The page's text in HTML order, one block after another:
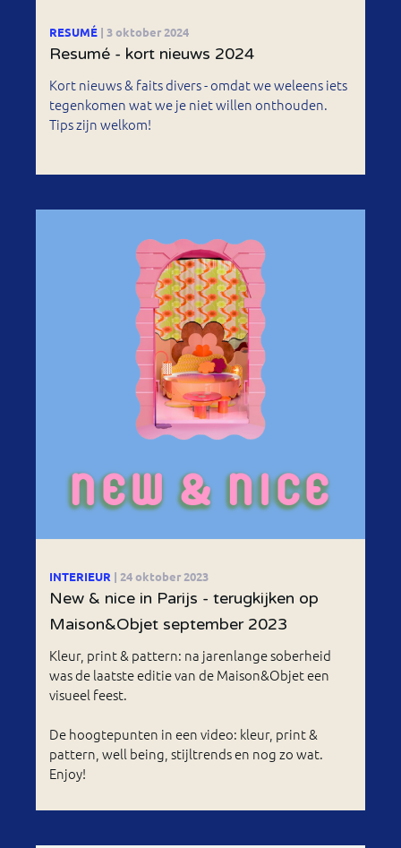
RESUMÉ | 3 oktober 2024
Resumé - kort nieuws 2024
Kort nieuws & faits divers - omdat we weleens iets
tegenkomen wat we je niet willen onthouden.
Tips zijn welkom!
INTERIEUR | 24 oktober 2023
New & nice in Parijs - terugkijken op
Maison&Objet september 2023
Kleur, print & pattern: na jarenlange soberheid
was de laatste editie van de Maison&Objet een
visueel feest.
De hoogtepunten in een video: kleur, print &
pattern, well being, stijltrends en nog zo wat.
Enjoy!